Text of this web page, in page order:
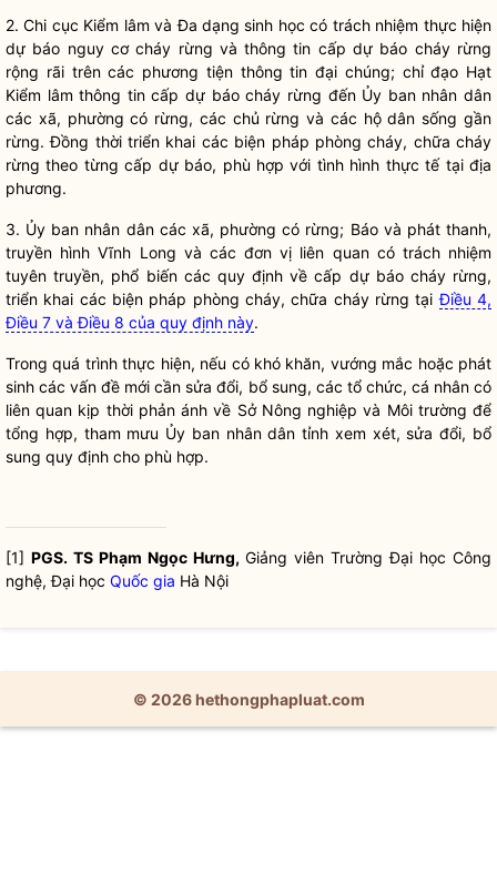
2. Chi cục Kiểm lâm và Đa dạng sinh học có trách nhiệm thực hiện
dự báo nguy cơ cháy rừng và thông tin cấp dự báo cháy rừng
rộng rãi trên các phương tiện thông tin đại chúng; chỉ đạo Hạt
Kiểm lâm thông tin cấp dự báo cháy rừng đến Ủy ban nhân dân
các xã, phường có rừng, các chủ rừng và các hộ dân sống gần
rừng. Đồng thời triển khai các biện pháp phòng cháy, chữa cháy
rừng theo từng cấp dự báo, phù hợp với tình hình thực tế tại địa
phương.
3. Ủy ban nhân dâncác xã, phường có rừng; Báo và phát thanh,
truyền hình Vĩnh Long và các đơn vị liên quan có trách nhiệm
tuyên truyền, phổ biến các quy định về cấp dự báo cháy rừng,
triển khai các biện pháp phòng cháy, chữa cháy rừng tạiĐiều 4,
Điều 7 và Điều 8 của quy định này.
Trong quá trình thực hiện, nếu có khó khăn, vướng mắc hoặc phát
sinh các vấn đề mới cần sửa đổi, bổ sung, các tổ chức, cá nhân có
liên quan kịp thời phản ánh về Sở Nông nghiệp và Môi trường để
tổng hợp, tham mưu Ủy ban nhân dân tỉnh xem xét, sửa đổi, bổ
sung quy định cho phù hợp.
[1] PGS. TS Phạm Ngọc Hưng, Giảng viên Trường Đại học Công
nghệ, Đại học Quốc gia Hà Nội
© 2026 hethongphapluat.com